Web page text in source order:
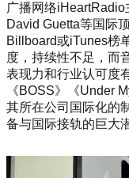
广播网络iHeartRadio
David Guetta等国际
Billboard或iTunes榜
度，持续性不足，而
表现力和行业认可度
《BOSS》《Under
其所在公司国际化的
备与国际接轨的巨大